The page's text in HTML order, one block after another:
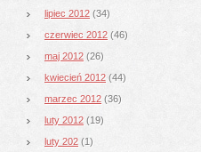
lipiec 2012 (34)
czerwiec 2012 (46)
maj 2012 (26)
kwiecień 2012 (44)
marzec 2012 (36)
luty 2012 (19)
luty 202 (1)